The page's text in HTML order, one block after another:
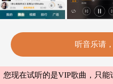
听音乐请
您现在试听的是VIP歌曲，只能